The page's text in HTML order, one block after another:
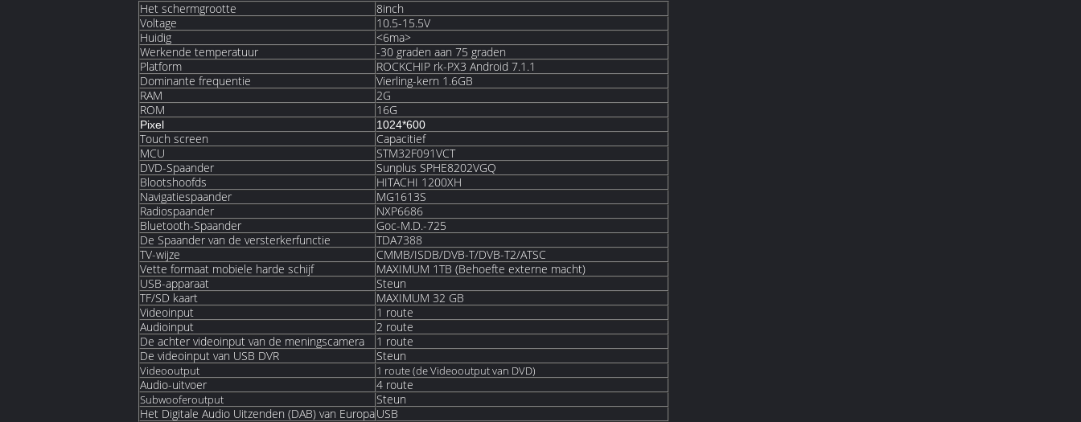
Het schermgrootte
8inch
Voltage
10.5-15.5V
Huidig
<6ma>
Werkende temperatuur
-30 graden aan 75 graden
Platform
ROCKCHIP rk-PX3 Android 7.1.1
Dominante frequentie
Vierling-kern 1.6GB
RAM
2G
ROM
16G
Pixel 1024*600
Touch screen
Capacitief
MCU
STM32F091VCT
DVD-Spaander
Sunplus SPHE8202VGQ
Blootshoofds
HITACHI 1200XH
Navigatiespaander
MG1613S
Radiospaander
NXP6686
Bluetooth-Spaander
Goc-M.D.-725
De Spaander van de versterkerfunctie
TDA7388
TV-wijze
CMMB/ISDB/DVB-T/DVB-T2/ATSC
Vette formaat mobiele harde schijf
MAXIMUM 1TB (Behoefte externe macht)
USB-apparaat
Steun
TF/SD kaart
MAXIMUM 32 GB
Videoinput
1 route
Audioinput
2 route
De achter videoinput van de meningscamera
1 route
De videoinput van USB DVR
Steun
Videooutput 1 route (de Videooutput van DVD)
Audio-uitvoer 4 route
Subwooferoutput
Steun
Het Digitale Audio Uitzenden (DAB) van EuropaUSB